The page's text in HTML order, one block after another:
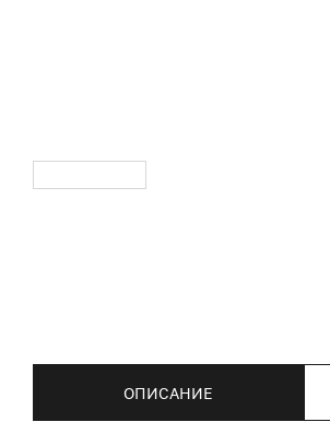
ОПИСАНИЕ